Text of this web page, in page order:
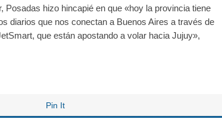
Posadas hizo hincapié en que «hoy la provincia tiene
diarios que nos conectan a Buenos Aires a través de
que están apostando a volar hacia Jujuy»,
Pin It